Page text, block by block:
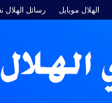
الهلال موبايل رسائل الهلال